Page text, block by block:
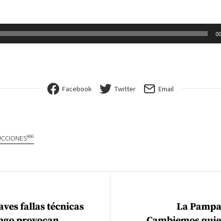
Facebook Twitter Email
886
fallas técnicas
La